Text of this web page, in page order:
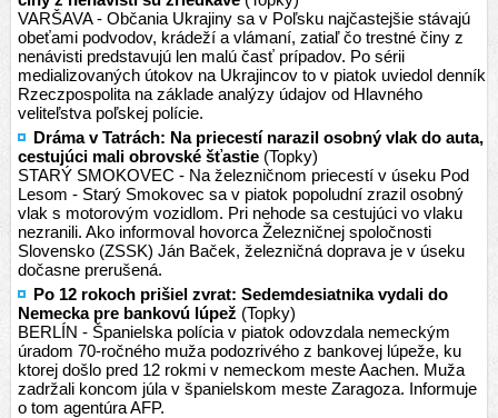
VARŠAVA - Občania Ukrajiny sa v Poľsku najčastejšie stávajú
obeťami podvodov, krádeží a vlámaní, zatiaľ čo trestné činy z
nenávisti predstavujú len malú časť prípadov. Po sérii
medializovaných útokov na Ukrajincov to v piatok uviedol denník
Rzeczpospolita na základe analýzy údajov od Hlavného
veliteľstva poľskej polície.
Dráma v Tatrách: Na priecestí narazil osobný vlak do auta,
cestujúci mali obrovské šťastie (Topky)
STARÝ SMOKOVEC - Na železničnom priecestí v úseku Pod
Lesom - Starý Smokovec sa v piatok popoludní zrazil osobný
vlak s motorovým vozidlom. Pri nehode sa cestujúci vo vlaku
nezranili. Ako informoval hovorca Železničnej spoločnosti
Slovensko (ZSSK) Ján Baček, železničná doprava je v úseku
dočasne prerušená.
Po 12 rokoch prišiel zvrat: Sedemdesiatnika vydali do
Nemecka pre bankovú lúpež (Topky)
BERLÍN - Španielska polícia v piatok odovzdala nemeckým
úradom 70-ročného muža podozrivého z bankovej lúpeže, ku
ktorej došlo pred 12 rokmi v nemeckom meste Aachen. Muža
zadržali koncom júla v španielskom meste Zaragoza. Informuje
o tom agentúra AFP.